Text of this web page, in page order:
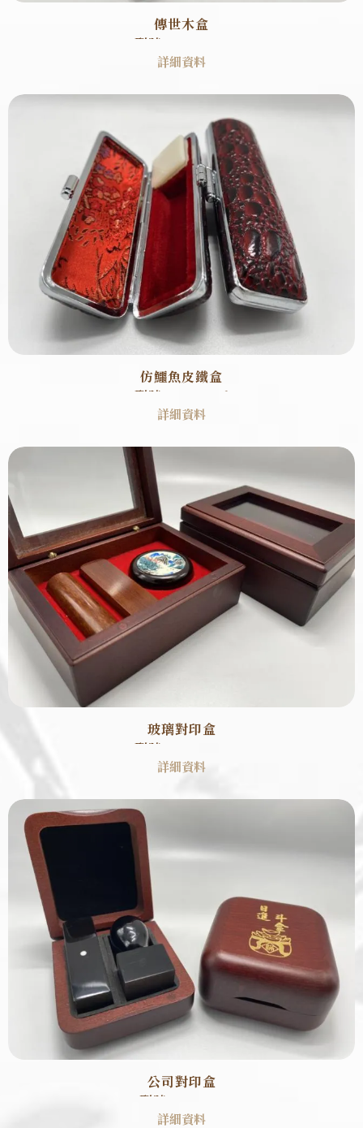
傳世木盒
型號 : SB0005
詳細資料
仿鱷魚皮鐵盒
型號 : SB0006
詳細資料
玻璃對印盒
型號 : SB0007
詳細資料
公司對印盒
型號 : S0008
詳細資料